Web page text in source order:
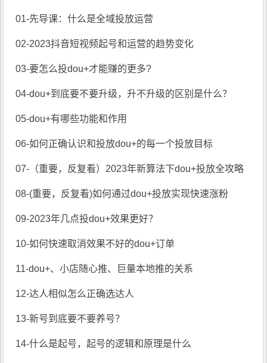
01-先导课：什么是全域投放运营
02-2023抖音短视频起号和运营的趋势变化
03-要怎么投dou+才能赚的更多?
04-dou+到底要不要升级，升不升级的区别是什么？
05-dou+有哪些功能和作用
06-如何正确认识和投放dou+的每一个投放目标
07-（重要，反复看）2023年新算法下dou+投放全攻略
08-(重要，反复看)如何通过dou+投放实现快速涨粉
09-2023年几点投dou+效果更好？
10-如何快速取消效果不好的dou+订单
11-dou+、小店随心推、巨量本地推的关系
12-达人相似怎么正确选达人
13-新号到底要不要养号？
14-什么是起号，起号的逻辑和原理是什么